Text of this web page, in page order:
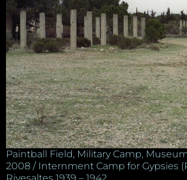
Paintball Field, Military Camp,
2008 / Internment Camp for Gypsies